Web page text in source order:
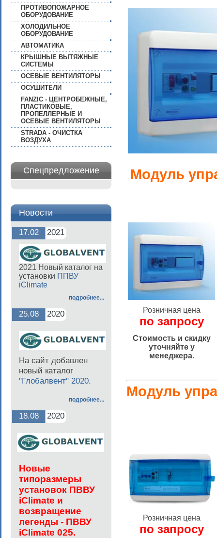
Модуль
Розничная цена
по запросу
Стоимость и скидку
уточняйте у
менеджера.
Модуль
Розничная цена
по запросу
ПРОТИВОПОЖАРНОЕ
ОБОРУДОВАНИЕ
ХОЛОДИЛЬНОЕ
ОБОРУДОВАНИЕ
АВТОМАТИКА
КРЫШНЫЕ ВЫТЯЖНЫЕ
СИСТЕМЫ
ОСЕВЫЕ ВЕНТИЛЯТОРЫ
ОСУШИТЕЛИ
FANZIC - ЦЕНТРОБЕЖНЫЕ,
ПЛАСТИКОВЫЕ,
ПРОПЕЛЛЕРНЫЕ И
ОСЕВЫЕ ВЕНТИЛЯТОРЫ
STRADA - ОЧИСТКА
ВОЗДУХА
Спецпредложение
Новости
17.02 2021
2021 Новый каталог на
установки ППВУ
iClimate
подробнее...
25.08 2020
На сайт добавлен
новый каталог
"Глобалвент" 2020.
подробнее...
18.08 2020
Новые
типоразмеры
установок ПВВУ
iClimate и
возвращение
легенды - ПВВУ
iClimate 025.